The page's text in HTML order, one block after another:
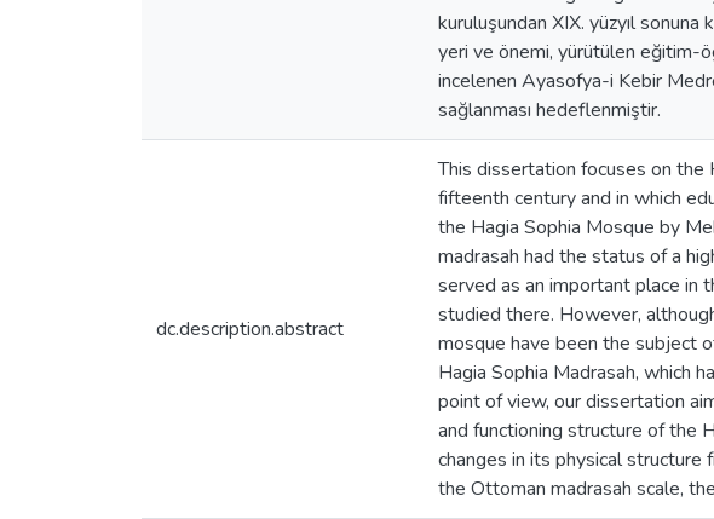
kuruluşundan XIX. yüzyıl sonuna
yeri ve önemi, yürütülen eğitim-
incelenen Ayasofya-i Kebir
sağlanması hedeflenmiştir.
dc.description.abstract
This dissertation focuses on the
fifteenth century and in which
the Hagia Sophia Mosque by
madrasah had the status of a
served as an important place in
studied there. However,
mosque have been the subject
Hagia Sophia Madrasah, which
point of view, our dissertation
and functioning structure of the
changes in its physical
the Ottoman madrasah scale,